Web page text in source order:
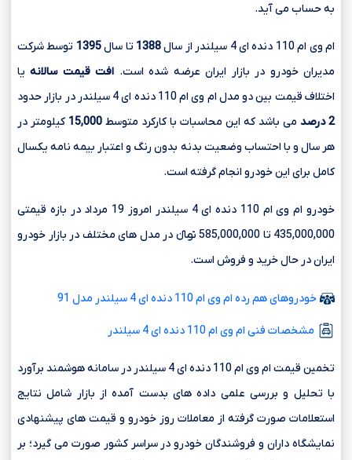
به حساب می آید.
ام وی ام 110 دنده ای 4 سیلندر از سال 1388 تا سال1395 توسط شرکت
مدیران خودرو در بازار ایران عرضه شده است. افت قیمت سالانهیا
اختلاف قیمت بین دو مدل ام وی ام 110 دنده ای 4 سیلندر در بازار حدود
2 درصد
می باشد که این محاسبات با کارکرد متوسط 15,000 کیلومتر در
هر سال و با احتساب وضعیت بدنه بدون رنگ و اعتبار بیمه نامه یکسال
کامل برای این خودرو انجام گرفته است.
خودرو ام وی ام 110 دنده ای 4 سیلندر امروز 19 مرداد در بازه قیمتی
435,000,000 تا 585,000,000 تومانءءء در مدل های مختلف در بازار خودرو
ایران در حال خرید و فروش است.
خودروهای هم رده ام وی ام 110 دنده ای 4 سیلندر مدل 91
مشخصات فنی ام وی ام 110 دنده ای 4 سیلندر
تخمین قیمت ام وی ام 110 دنده ای 4 سیلندر در سامانه هوشمند برآورد
با تحلیل و بررسی علمی داده های بدست آمده از بازار شامل نتایج
استعلامات صورت گرفته از معاملات روز خودرو و قیمت های پیشنهادی
نمایشگاه داران و فروشندگان خودرو در سراسر کشور صورت می گیرد؛ بر